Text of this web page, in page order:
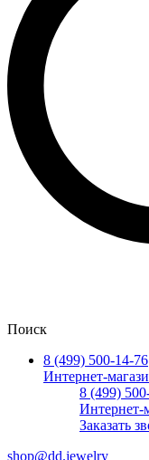
Поиск
8 (499) 500-14-76
Интернет-
8 (499)
Интернет-
Заказать
shop@dd.jewelry